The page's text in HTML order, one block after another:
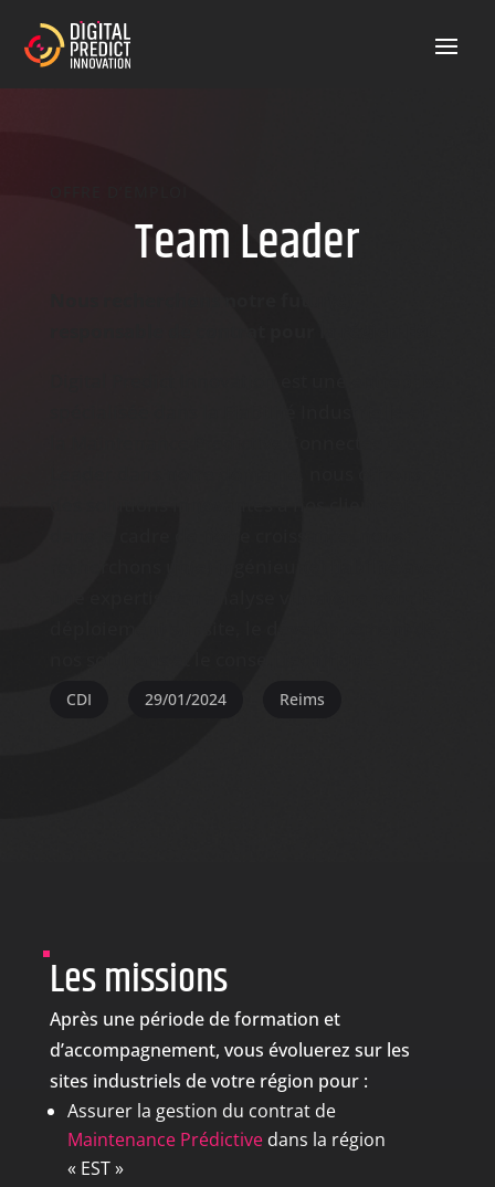
Team Leader
CDI 29/01/2024 Reims
Les missions
Après une période de formation et
d’accompagnement, vous évoluerez sur les
sites industriels de votre région pour :
Assurer la gestion du contrat de
Maintenance Prédictivedans la région
« EST »